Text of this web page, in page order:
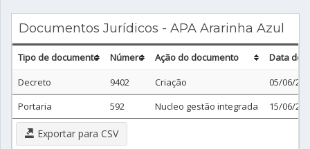
Documentos Jurídicos - APA Ararinha Azul
Tipo de documento Número Ação do documento
Data do
Decreto
9402 Criação
05/06/
Portaria
592 Nucleo gestão integrada 15/06/
Exportar para CSV